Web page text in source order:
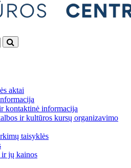
aktai
kontaktinė informacija
ir kultūros kursų organizavimo
taisyklės
ir jų kainos